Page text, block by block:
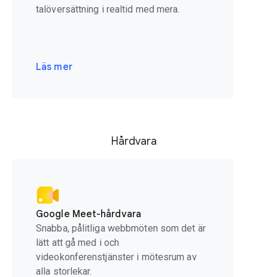
talöversättning i realtid med mera.
Läs mer
Hårdvara
Google Meet-hårdvara
Snabba, pålitliga webbmöten som det är
lätt att gå med i och
videokonferenstjänster i mötesrum av
alla storlekar.